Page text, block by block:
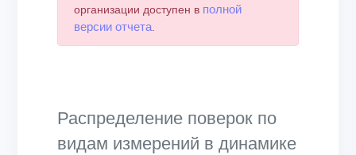
организации доступен в полной
версии отчета.
Распределение поверок по
видам измерений в динамике